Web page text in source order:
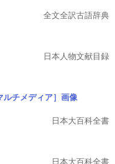
全文全訳古語辞典
日本人物文献目録
チメディア］ 画像
日本大百科全書
日本大百科全書